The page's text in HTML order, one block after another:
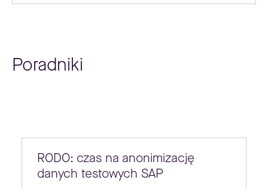
Poradniki
RODO: czas na anonimizację
danych testowych SAP